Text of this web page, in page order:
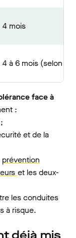
4 mois
4 à 6 mois (selon le
face à
:
et de la
prévention
et les deux-
les conduites
à risque.